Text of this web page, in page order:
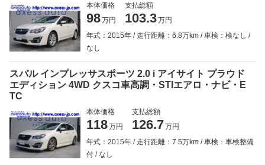
本体価格
98万円
支払総額
103.3万円
年式：2015年
走行距離：6.8万km
車検：検なし
なし
スバル インプレッサスポーツ 2.0 i アイサイト プラウド
エディション 4WD クスコ車高調・STIエアロ・ナビ・E
TC
本体価格
118万円
支払総額
126.7万円
年式：2015年
走行距離：7.5万km
車検：車検整備
付
なし